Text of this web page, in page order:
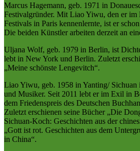
Marcus Hagemann, geb. 1971 in
Festivalgründer. Mit Liao Yiwu, den er im
Festivals in Paris kennenlernte, ist er
Die beiden Künstler arbeiten derzeit an
Uljana Wolf, geb. 1979 in Berlin, ist
lebt in New York und Berlin. Zuletzt
„Meine schönste Lengevitch“.
Liao Yiwu, geb. 1958 in Yanting/ Sichuan
und Musiker. Seit 2011 lebt er im Exil in
dem Friedenspreis des Deutschen
Zuletzt erschienen seine Bücher „Die
Sichuan-Koch: Geschichten aus der
„Gott ist rot. Geschichten aus dem
in China“.